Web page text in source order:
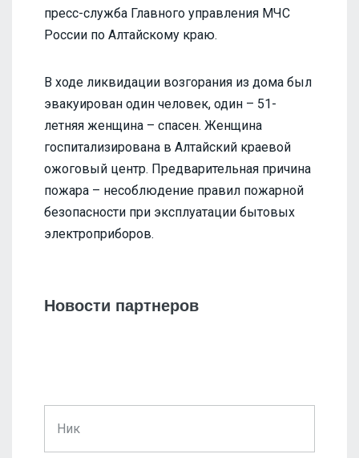
пресс-служба Главного управления МЧС
России по Алтайскому краю.
В ходе ликвидации возгорания из дома был
эвакуирован один человек, один – 51-
летняя женщина – спасен. Женщина
госпитализирована в Алтайский краевой
ожоговый центр. Предварительная причина
пожара – несоблюдение правил пожарной
безопасности при эксплуатации бытовых
электроприборов.
Новости партнеров